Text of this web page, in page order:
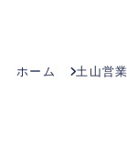
ホーム 土山営